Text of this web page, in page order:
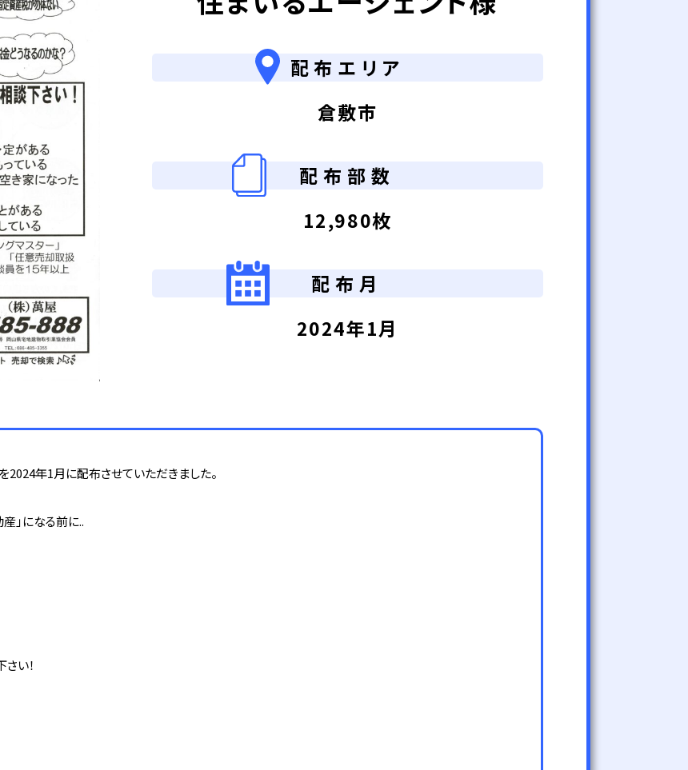
配布エリア
倉敷市
配布部数
12,980枚
配布月
2024年1月
2024年1月に配布させていただきました。
」になる前に..
い！